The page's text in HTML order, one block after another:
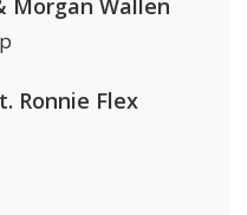
Morgan Wallen
Ronnie Flex